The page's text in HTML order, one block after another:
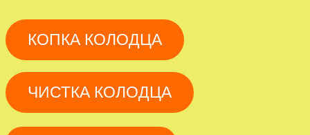
КОПКА КОЛОДЦА
ЧИСТКА КОЛОДЦА